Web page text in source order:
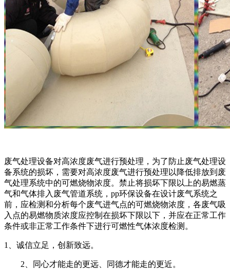
废气处理设备对高浓度废气进行预处理，为了防止废气处理设
备系统的损坏，需要对高浓度废气进行预处理以降低排放到废
气处理系统中的可燃烧物浓度。禁止将损坏下限以上的易燃蒸
气和气体排入废气管道系统，pp环保设备在设计废气系统之
前，应检测和分析每个废气进气点的可燃烧物浓度，各废气吸
入点的易燃物质浓度应控制在损坏下限以下，并应在正常工作
条件或非正常工作条件下进行可燃性气体浓度检测。
1、诚信立足，创新致远。
2、同心才能走的更远、同德才能走的更近。